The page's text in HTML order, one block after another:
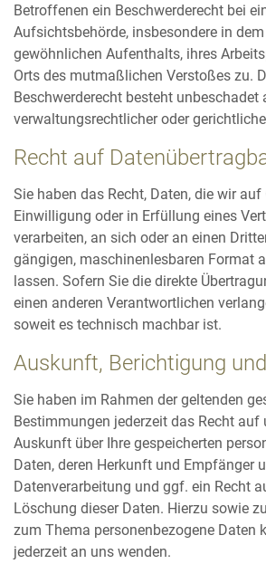
Betroffenen ein Beschwerderecht bei
Aufsichtsbehörde, insbesondere in
gewöhnlichen Aufenthalts, ihres
Orts des mutmaßlichen Verstoßes zu.
Beschwerderecht besteht unbeschadet
verwaltungsrechtlicher oder
Recht auf
Sie haben das Recht, Daten, die wir auf
Einwilligung oder in Erfüllung eines
verarbeiten, an sich oder an einen
gängigen, maschinenlesbaren Format
lassen. Sofern Sie die direkte
einen anderen Verantwortlichen
soweit es technisch machbar ist.
Auskunft, Berichtigung
Sie haben im Rahmen der geltenden
Bestimmungen jederzeit das Recht auf
Auskunft über Ihre gespeicherten
Daten, deren Herkunft und Empfänger
Datenverarbeitung und ggf. ein Recht
Löschung dieser Daten. Hierzu sowie
zum Thema personenbezogene Daten
jederzeit an uns wenden.